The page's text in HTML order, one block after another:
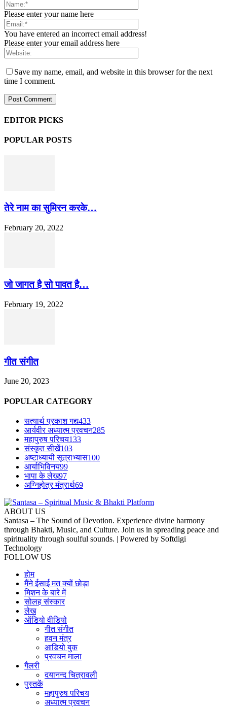
Please enter your name here
You have entered an incorrect email address!
Please enter your email address here
Save my name, email, and website in this browser for the next
time I comment.
EDITOR PICKS
POPULAR POSTS
तेरे नाम का सुमिरन करके…
February 20, 2022
जो जागत है सो पावत है…
February 19, 2022
गीत संगीत
June 20, 2023
POPULAR CATEGORY
सत्यार्थ प्रकाश गद्य433
आर्यवीर अध्यात्म प्रवचन285
महापुरुष परिचय133
संस्कृत सीखें103
अष्टाध्यायी सूत्राभ्यास100
आर्याभिविनय99
भापा के लेख97
अग्निहोत्र मंत्रार्थ69
ABOUT US
Santasa – The Sound of Devotion. Experience divine harmony
through Bhakti, Music, and Culture. Join us in spreading peace and
spirituality through soulful sounds. | Powered by Softdigi
Technology
FOLLOW US
होम
मैंने ईसाई मत क्यों छोड़ा
मिशन के बारे में
सोलह संस्कार
लेख
ऑडियो वीडियो
गीत संगीत
हवन मंत्र
आडियो बुक
प्रवचन माला
गैलरी
दयानन्द चित्रावली
पुस्तकें
महापुरुष परिचय
अध्यात्म प्रवचन